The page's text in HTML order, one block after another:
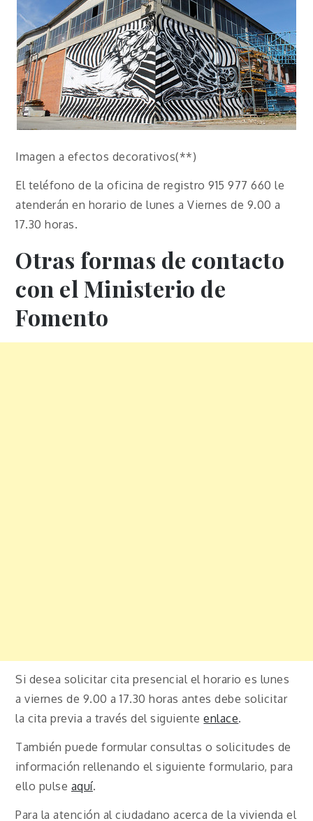
Imagen a efectos decorativos(**)
El teléfono de la oficina de registro 915 977 660 le
atenderán en horario de lunes a Viernes de 9.00 a
17.30 horas.
Otras formas de contacto
con el Ministerio de
Fomento
Si desea solicitar cita presencial el horario es lunes
a viernes de 9.00 a 17.30 horas antes debe solicitar
la cita previa a través del siguienteenlace.
También puede formular consultas o solicitudes de
información rellenando el siguiente formulario, para
ello pulse aquí.
Para la atención al ciudadano acerca de la vivienda el